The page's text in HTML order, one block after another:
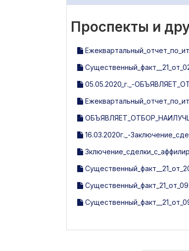
Проспекты и
05.05.2020_г._-
16.03.2020г._-